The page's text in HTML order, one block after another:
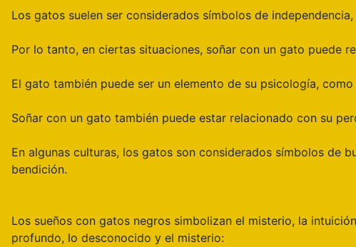
Los gatos suelen ser considerados símbolos de
Por lo tanto, en ciertas situaciones, soñar con un gato puede
El gato también puede ser un elemento de su psicología,
Soñar con un gato también puede estar relacionado con su
En algunas culturas, los gatos son considerados símbolos de
bendición.
Los sueños con gatos negros simbolizan el misterio, la
profundo, lo desconocido y el misterio: